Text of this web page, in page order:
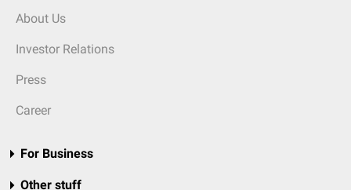
About Us
Investor Relations
Press
Career
For Business
Other stuff